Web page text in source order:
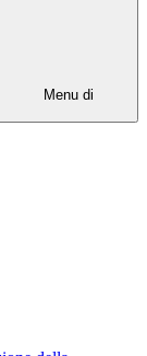
Menu di